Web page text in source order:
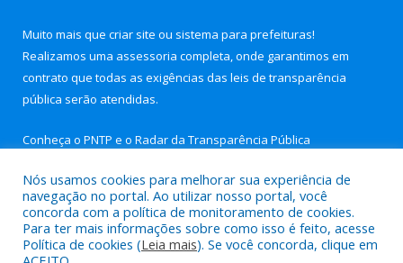
Muito mais que criar site ou sistema para prefeituras!
Realizamos uma assessoria completa, onde garantimos em
contrato que todas as exigências das leis de transparência
pública serão atendidas.
Conheça o PNTP e o Radar da Transparência Pública
Todos os direitos reservados a Câmara Municipal de Nova
Timboteua.
Nós usamos cookies para melhorar sua experiência de
navegação no portal. Ao utilizar nosso portal, você
concorda com a política de monitoramento de cookies.
Para ter mais informações sobre como isso é feito, acesse
Política de cookies (Leia mais). Se você concorda, clique em